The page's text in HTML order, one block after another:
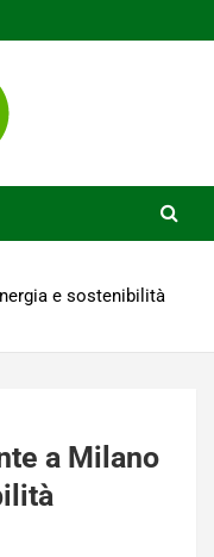
e sostenibilità
a Milano